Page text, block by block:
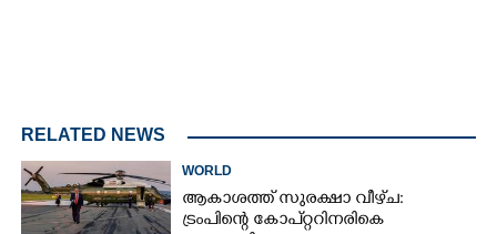
RELATED NEWS
WORLD
ആകാശത്ത് സുരക്ഷാ വീഴ്‌ച:
ട്രംപിന്റെ കോ‌പ്‌റ്ററിനരികെ